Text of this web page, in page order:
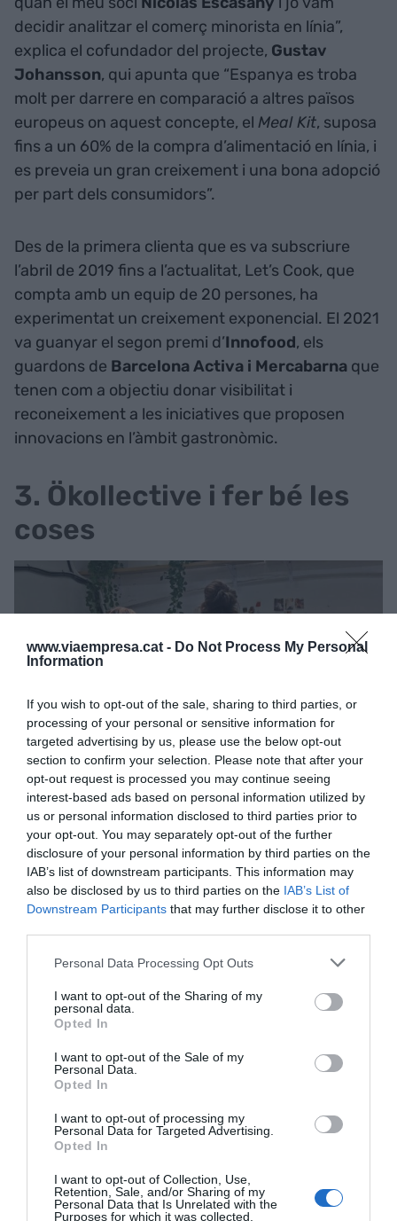
www.viaempresa.cat - Do Not Process My Personal
Information
If you wish to opt-out of the sale, sharing to third parties, or
processing of your personal or sensitive information for
targeted advertising by us, please use the below opt-out
section to confirm your selection. Please note that after your
opt-out request is processed you may continue seeing
interest-based ads based on personal information utilized by
us or personal information disclosed to third parties prior to
your opt-out. You may separately opt-out of the further
disclosure of your personal information by third parties on the
IAB’s list of downstream participants. This information may
also be disclosed by us to third parties on the IAB’s List of
Downstream Participants that may further disclose it to other
Personal Data Processing Opt Outs
I want to opt-out of the Sharing of my
personal data.
Opted In
I want to opt-out of the Sale of my
Personal Data.
Opted In
I want to opt-out of processing my
Personal Data for Targeted Advertising.
Opted In
I want to opt-out of Collection, Use,
Retention, Sale, and/or Sharing of my
Personal Data that Is Unrelated with the
Purposes for which it was collected.
decidir analitzar el comerç minorista en línia”,
explica el cofundador del projecte, Gustav
Johansson, qui apunta que “Espanya es troba
molt per darrere en comparació a altres països
europeus on aquest concepte, el Meal Kit, suposa
fins a un 60% de la compra d’alimentació en línia, i
es preveia un gran creixement i una bona adopció
per part dels consumidors”.
Des de la primera clienta que es va subscriure
l’abril de 2019 fins a l’actualitat, Let’s Cook, que
compta amb un equip de 20 persones, ha
experimentat un creixement exponencial. El 2021
va guanyar el segon premi d’Innofood, els
guardons de Barcelona Activa i Mercabarna que
tenen com a objectiu donar visibilitat i
reconeixement a les iniciatives que proposen
innovacions en l’àmbit gastronòmic.
3. Ökollective i fer bé les
coses
Claudia Ramírez i Cristina Clemente, fundadores de
Ökollective | Cedida
La cooperativa eco-feminista pretén ajudar les
empreses del sector de la moda en la transició
cap a una producció més sostenible i de caràcter
local. El principal objectiu del projecte és que
siguin les empreses les que facin una bona gestió
primera consisteix a oferir, a grans empreses,
serveis d'upcycling, una gestió creativa
stocks. Des d’Ökollective estudien com
elaboren diferents prototips. Aquest servei, a
més, permet que les empreses puguin fer també
una reavaluació del seu impacte i rentar la seva
imatge, el famósgreenwashing. La segona línia
de negoci és el disseny de col·leccions a partir de
residus tèxtils facilitats perFormació i Treball
amb qui tenen una col·laboració, o donacions i, per